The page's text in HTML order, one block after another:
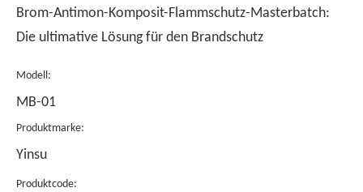
Brom-Antimon-Komposit-Flammschutz-Masterbatch:
Die ultimative Lösung für den Brandschutz
Modell:
MB-01
Produktmarke:
Yinsu
Produktcode: